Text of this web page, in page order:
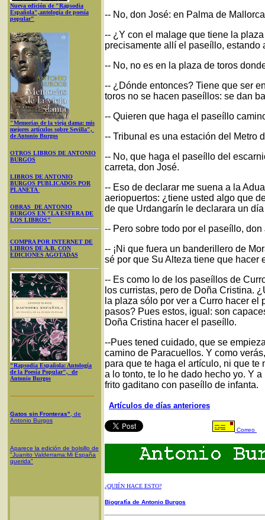
Nueva edición de "Rapsodia
Española",antología de poesía
popular"
"Memorias de la vieja dama: mis
mejores artículos sobre Sevilla",
de Antonio Burgos
OTROS LIBROS DE ANTONIO
BURGOS
LIBROS DE ANTONIO
BURGOS PUBLICADOS POR
PLANETA
OBRAS DE ANTONIO
BURGOS EN "LA ESFERA DE
LOS LIBROS"
COMPRA POR INTERNET DE
LIBROS DE A.B. CON
EDICIONES AGOTADAS
"Rapsodia Española: Antología
de la Poesía Popular", de
Antonio Burgos
Gatos sin Fronteras" , de
Antonio Burgos
Aparece la edición de bolsillo de
"Juanito Valderrama:Mi España
querida"
-- No, don José: en Palma de
-- ¿Y con el malage que tiene la
precisamente allí el paseíllo, estando
-- No, no es en la plaza de toros
-- ¿Dónde entonces? Tiene que ser
toros no se hacen paseíllos: se dan
-- Quieren que haga el paseíllo
-- Tribunal es una estación del Metro
-- No, que haga el paseíllo del
carreta, don José.
-- Eso de declarar me suena a la
aeriopuertos: ¿tiene usted algo que
de que Urdangarín le declarara un día
-- Pero sobre todo por el paseíllo, don
-- ¡Ni que fuera un banderillero de
sé por que Su Alteza tiene que hacer
-- Es como lo de los paseíllos de
los curristas, pero de Doña Cristina.
la plaza sólo por ver a Curro hacer
pasos? Pues estos, igual: son
Doña Cristina hacer el paseíllo.
--Pues tened cuidado, que se
camino de Paracuellos. Y como
para que te haga el artículo, ni que te
a lo tonto, te lo he dado hecho yo. Y
frito gaditano con paseíllo de infanta.
Artículos de días anteriores
Correo
¿QUIÉN HACE ESTO?
Biografía de Antonio Burgos